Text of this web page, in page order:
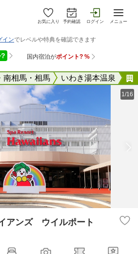
お気に入り 予約確認 ログイン メニュー
南相馬・相馬 いわき湯本温泉
1/16
アンズ ウイルポート